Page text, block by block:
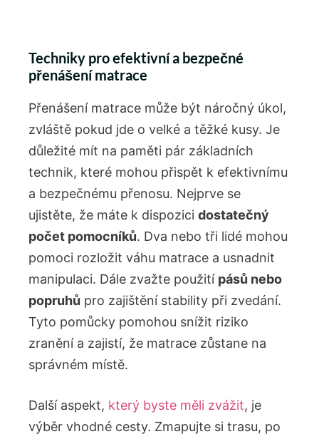
Techniky pro efektivní a bezpečné
přenášení matrace
Přenášení matrace může být náročný úkol,
zvláště pokud jde o velké a těžké kusy. Je
důležité mít na paměti pár základních
technik, které mohou přispět k efektivnímu
a bezpečnému přenosu. Nejprve se
ujistěte, že máte k dispozici dostatečný
počet pomocníků. Dva nebo tři lidé mohou
pomoci rozložit váhu matrace a usnadnit
manipulaci. Dále zvažte použití pásů nebo
popruhů pro zajištění stability při zvedání.
Tyto pomůcky pomohou snížit riziko
zranění a zajistí, že matrace zůstane na
správném místě.
Další aspekt, který byste měli zvážit, je
výběr vhodné cesty. Zmapujte si trasu, po